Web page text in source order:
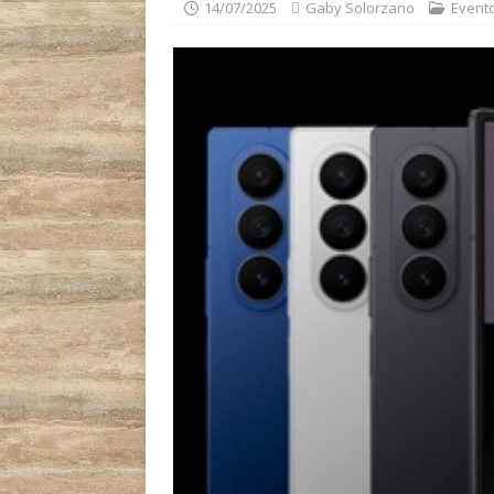
14/07/2025 Gaby Solorzano